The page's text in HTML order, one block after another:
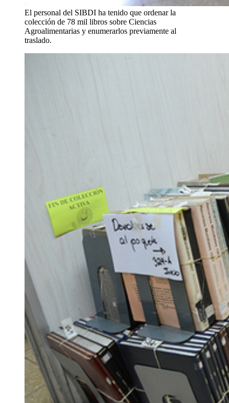
El personal del SIBDI ha tenido que ordenar la
colección de 78 mil libros sobre Ciencias
Agroalimentarias y enumerarlos previamente al
traslado.